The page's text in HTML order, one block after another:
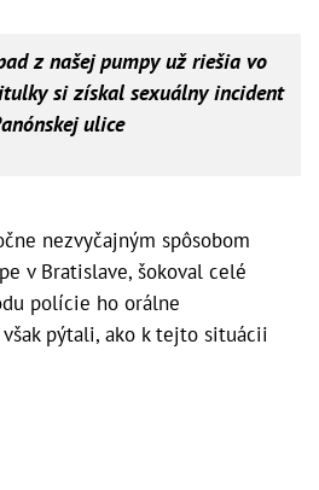
z našej pumpy už riešia vo
si získal sexuálny incident
ulice
nezvyčajným spôsobom
v Bratislave, šokoval celé
polície ho orálne
pýtali, ako k tejto situácii